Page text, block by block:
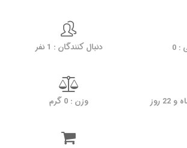
0 دنبال کنندگان : 1 نفر
وزن : 0 گرم